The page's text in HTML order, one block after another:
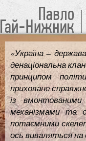
Павло
Гай-Нижник
«Україна –
денаціональна
принципом
приховане
із
механізмами та
потаємними
ось виваляться